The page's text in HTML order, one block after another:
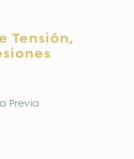
Tensión,
Previa